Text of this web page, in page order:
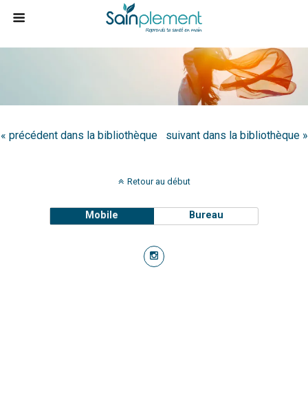
« précédent dans la bibliothèque suivant dans la bibliothèque »
Retour au début
Mobile Bureau